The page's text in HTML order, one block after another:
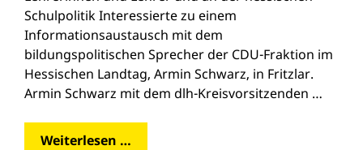
Schulpolitik Interessierte zu einem
Informationsaustausch mit dem
bildungspolitischen Sprecher der CDU-Fraktion im
Hessischen Landtag, Armin Schwarz, in Fritzlar.
Armin Schwarz mit dem dlh-Kreisvorsitzenden …
Weiterlesen …